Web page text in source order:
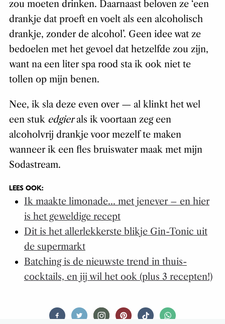
zou moeten drinken. Daarnaast beloven ze ‘een
drankje dat proeft en voelt als een alcoholisch
drankje, zonder de alcohol’. Geen idee wat ze
bedoelen met het gevoel dat hetzelfde zou zijn,
want na een liter spa rood sta ik ook niet te
tollen op mijn benen.
Nee, ik sla deze even over — al klinkt het wel
een stuk edgierals ik voortaan zeg een
alcoholvrij drankje voor mezelf te maken
wanneer ik een fles bruiswater maak met mijn
Sodastream.
LEES OOK:
Ik maakte limonade… met jenever – en hier
is het geweldige recept
Dit is het allerlekkerste blikje Gin-Tonic uit
de supermarkt
Batching is de nieuwste trend in thuis-
cocktails, en jij wil het ook (plus 3 recepten!)